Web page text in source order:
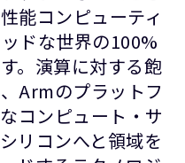
能コンピューティ
ドな世界の100%
。演算に対する飽
Armのプラットフ
コンピュート・サ
リコンへと領域を